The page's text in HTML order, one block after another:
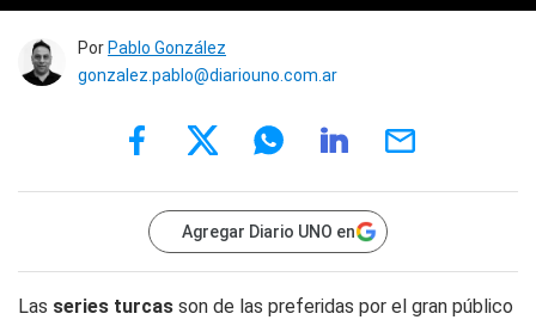
Por Pablo González
gonzalez.pablo@diariouno.com.ar
Agregar Diario UNO en
Las series turcas son de las preferidas por el gran público